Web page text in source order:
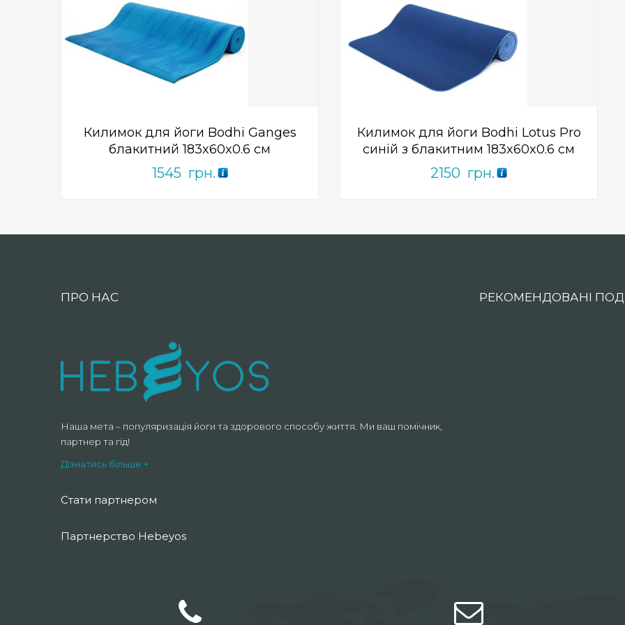
Килимок для йоги Bodhi Ganges
блакитний 183x60x0.6 см
1545 грн.
out
ПРИДБАТИ
Add to Wishlist
Килимок для йоги Bodhi Lotus Pro
синій з блакитним 183x60x0.6 см
2150 грн.
out
ПРИДБАТИ
Add to Wishlist
ПРО НАС
Наша мета – популяризація йоги та здорового способу життя. Ми ваш помічник,
партнер та гід!
Дізнатись більше +
Стати партнером
Партнерство Hebeyos
РЕКОМЕНДОВАНІ